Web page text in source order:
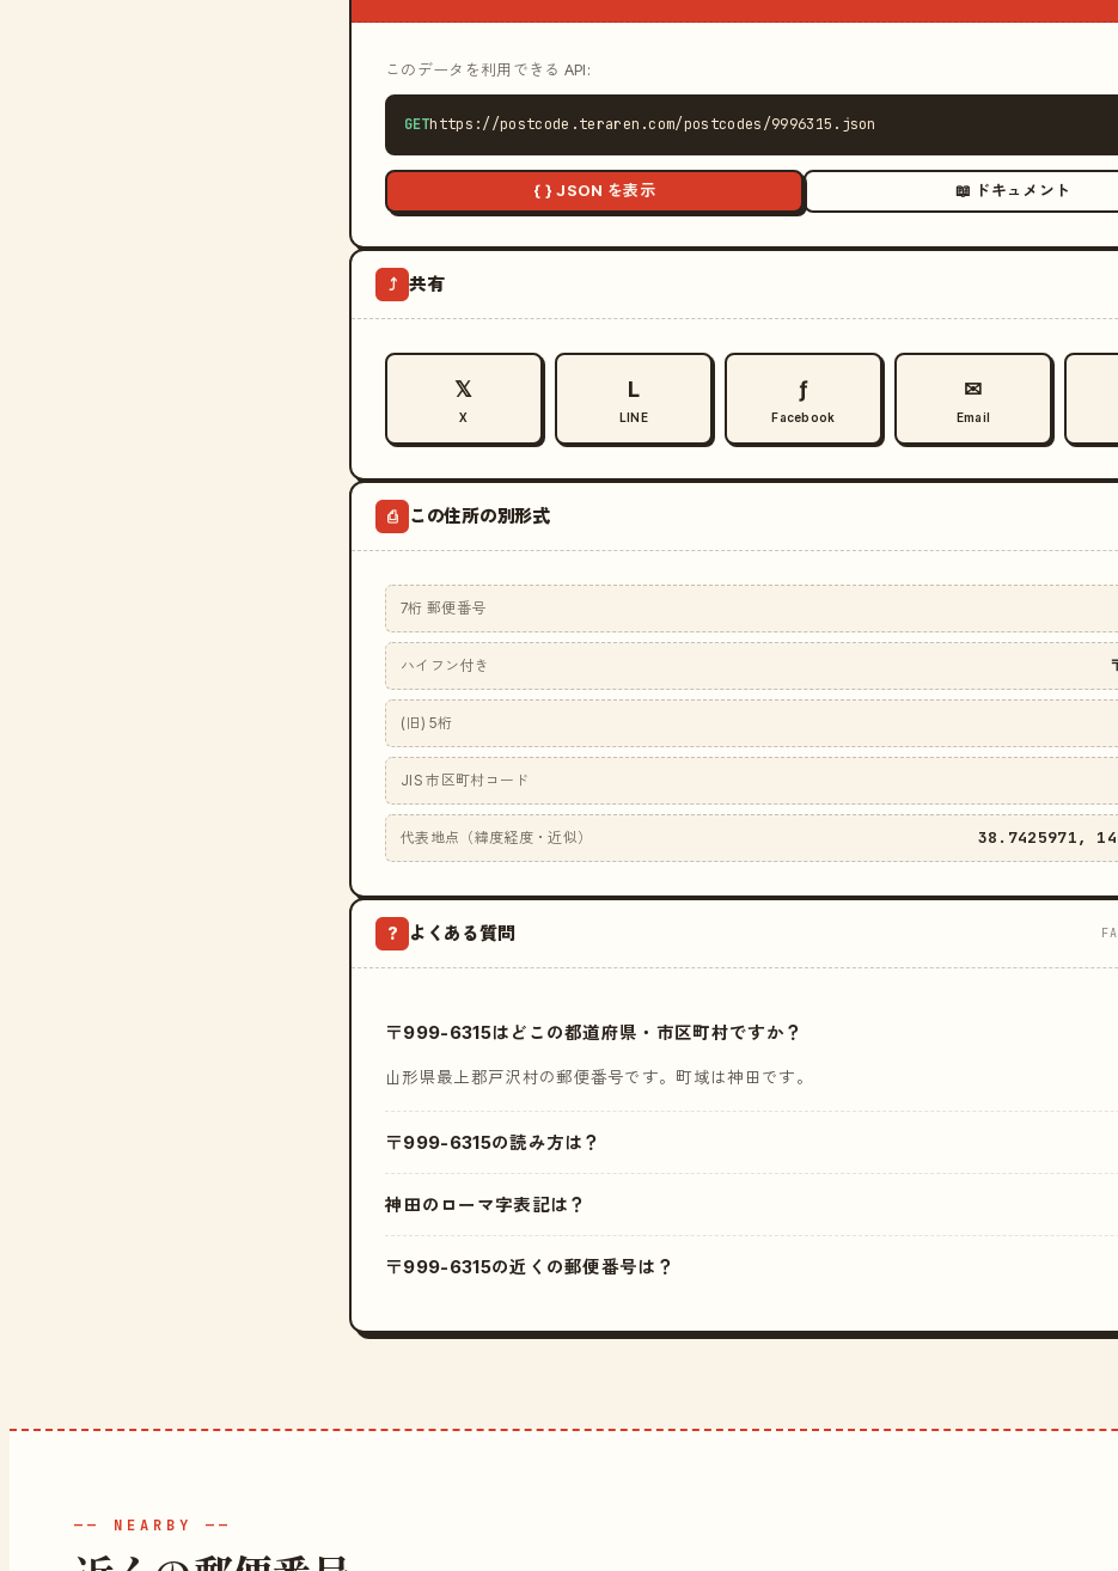
このデータを利用できる API:
GEThttps://postcode.teraren.com/postcodes/9996315.json
{ } JSON を表示 📖 ドキュメント
⤴ 共有
𝕏
X
L
LINE
ƒ
Facebook
✉
Email
⎙ この住所の別形式
7桁 郵便番号
ハイフン付き
(旧) 5桁
JIS 市区町村コード
代表地点（緯度経度・近似） 38.7425971,
? よくある質問
〒999-6315はどこの都道府県・市区町村ですか？
山形県最上郡戸沢村の郵便番号です。町域は神田です。
〒999-6315の読み方は？
神田のローマ字表記は？
〒999-6315の近くの郵便番号は？
—— NEARBY ——